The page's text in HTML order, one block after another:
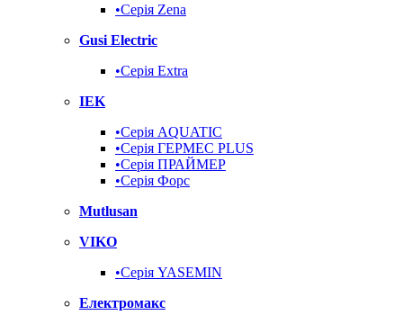
•Серія Zena
Gusi Electric
•Серія Extra
IEK
•Серія AQUATIC
•Серія ГЕРМЕС PLUS
•Серія ПРАЙМЕР
•Серія Форс
Mutlusan
VIKO
•Серія YASEMIN
Електромакс